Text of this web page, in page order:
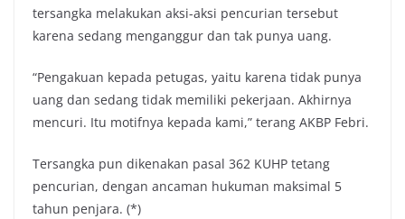
tersangka melakukan aksi-aksi pencurian tersebut
karena sedang menganggur dan tak punya uang.
“Pengakuan kepada petugas, yaitu karena tidak punya
uang dan sedang tidak memiliki pekerjaan. Akhirnya
mencuri. Itu motifnya kepada kami,” terang AKBP Febri.
Tersangka pun dikenakan pasal 362 KUHP tetang
pencurian, dengan ancaman hukuman maksimal 5
tahun penjara. (*)